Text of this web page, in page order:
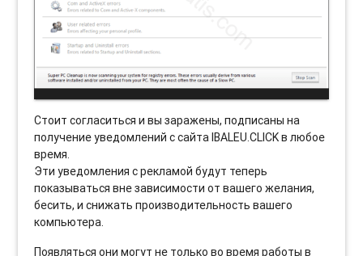
Стоит согласиться и вы заражены, подписаны на
получение уведомлений с сайта IBALEU.CLICK в любое
время.
Эти уведомления с рекламой будут теперь
показываться вне зависимости от вашего желания,
бесить, и снижать производительность вашего
компьютера.
Появляться они могут не только во время работы в